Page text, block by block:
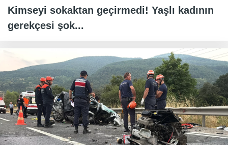
Kimseyi sokaktan geçirmedi! Yaşlı kadının
gerekçesi şok...